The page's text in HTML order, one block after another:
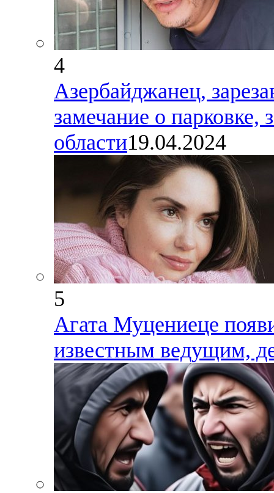
4
Азербайджанец,
замечание о парковке,
области19.04.2024
5
Агата Муцениеце
известным ведущим,